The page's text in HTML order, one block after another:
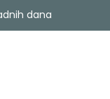
dana